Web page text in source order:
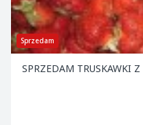
Sprzedam
SPRZEDAM TRUSKAWKI